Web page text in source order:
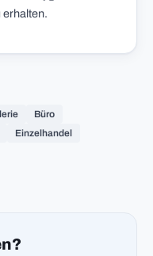
erhalten.
Büro
Einzelhandel